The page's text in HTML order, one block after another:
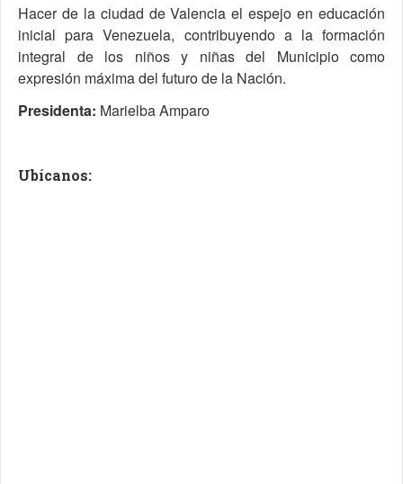
Hacer de la ciudad de Valencia el espejo en educación
inicial para Venezuela, contribuyendo a la formación
integral de los niños y niñas del Municipio como
expresión máxima del futuro de la Nación.
Presidenta: Marielba Amparo
Ubícanos: